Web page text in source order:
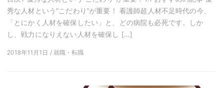
秀な人材という”こだわり”が重要！ 看護師超人材不足時代の今、
「とにかく人材を確保したい」と、どの病院も必死です。しか
し、戦力になりえない人材を確保し […]
2018年11月1日 / 就職・転職